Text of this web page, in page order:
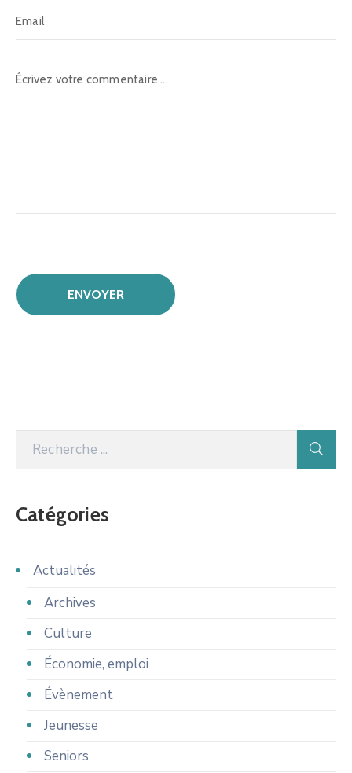
Catégories
Actualités
Archives
Culture
Économie, emploi
Évènement
Jeunesse
Seniors